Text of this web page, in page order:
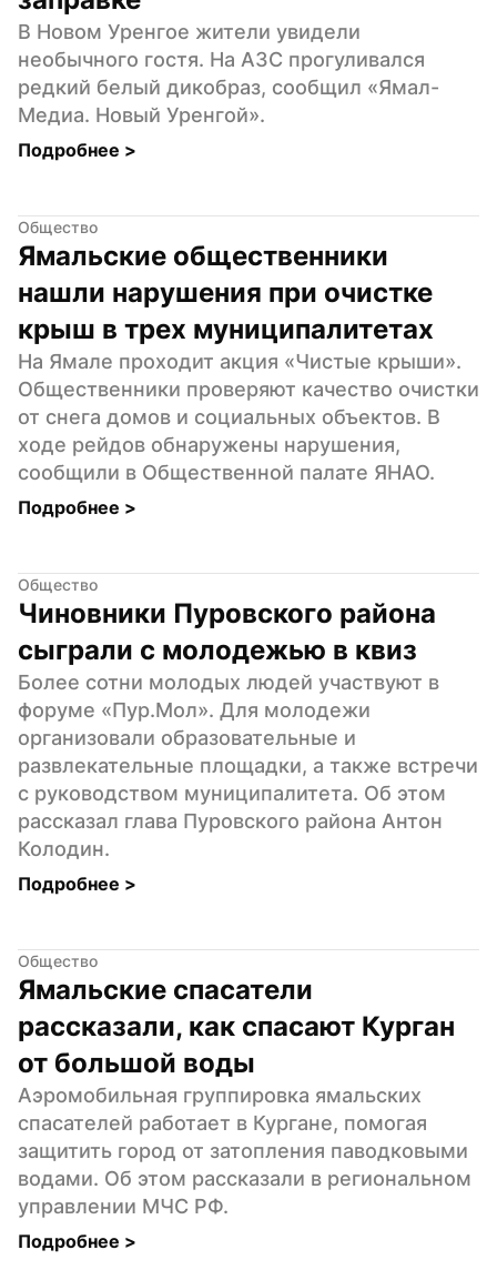
В Новом Уренгое жители увидели
необычного гостя. На АЗС прогуливался
редкий белый дикобраз, сообщил «Ямал-
Медиа. Новый Уренгой».
Подробнее >
Общество
Ямальские общественники
нашли нарушения при очистке
крыш в трех муниципалитетах
На Ямале проходит акция «Чистые крыши».
Общественники проверяют качество очистки
от снега домов и социальных объектов. В
ходе рейдов обнаружены нарушения,
сообщили в Общественной палате ЯНАО.
Подробнее >
Общество
Чиновники Пуровского района
сыграли с молодежью в квиз
Более сотни молодых людей участвуют в
форуме «Пур.Мол». Для молодежи
организовали образовательные и
развлекательные площадки, а также встречи
с руководством муниципалитета. Об этом
рассказал глава Пуровского района Антон
Колодин.
Подробнее >
Общество
Ямальские спасатели
рассказали, как спасают Курган
от большой воды
Аэромобильная группировка ямальских
спасателей работает в Кургане, помогая
защитить город от затопления паводковыми
водами. Об этом рассказали в региональном
управлении МЧС РФ.
Подробнее >